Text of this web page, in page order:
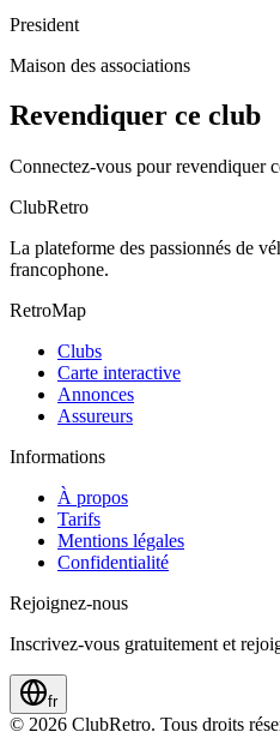
President
Maison des associations
Revendiquer ce club
Connectez-vous pour revendiquer
ClubRetro
La plateforme des passionnés de
francophone.
RetroMap
Clubs
Carte interactive
Annonces
Assureurs
Informations
À propos
Tarifs
Mentions légales
Confidentialité
Rejoignez-nous
Inscrivez-vous gratuitement et
fr
© 2026 ClubRetro. Tous droits